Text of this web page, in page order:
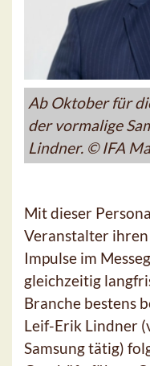
Ab Oktober für
der vormalige
Lindner. © IFA
Mit dieser
Veranstalter
Impulse im
gleichzeitig
Branche bestens
Leif-Erik Lindner
Samsung tätig)